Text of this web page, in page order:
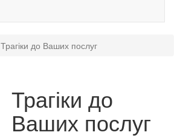
Трагіки до Ваших послуг
Трагіки до
Ваших послуг